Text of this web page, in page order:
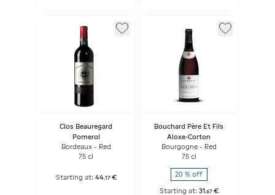
Clos Beauregard
Pomerol
Bordeaux - Red
75 cl
Starting at: 44,17 €
Bouchard Père Et Fils
Aloxe-Corton
Bourgogne - Red
75 cl
20 % off
Starting at: 31 67 €